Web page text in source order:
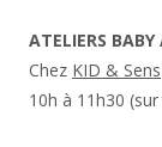
ATELIERS BABY
Chez KID & Sens
10h à 11h30